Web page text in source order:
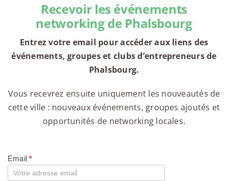
Recevoir les événements
networking de Phalsbourg
Entrez votre email pour accéder aux liens des
événements, groupes et clubs d’entrepreneurs de
Phalsbourg.
Vous recevrez ensuite uniquement les nouveautés de
cette ville : nouveaux événements, groupes ajoutés et
opportunités de networking locales.
Compte
Email*